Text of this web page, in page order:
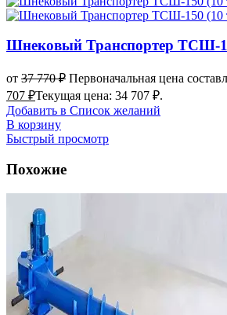
Шнековый Транспортер ТСШ-
от 37 770₽ Первоначальная цена
707 ₽Текущая цена: 34 707 ₽.
Добавить в Список желаний
В корзину
Быстрый просмотр
Похожие